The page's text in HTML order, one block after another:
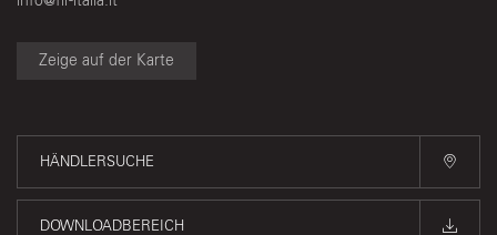
Zeige auf der Karte
HÄNDLERSUCHE
DOWNLOADBEREICH